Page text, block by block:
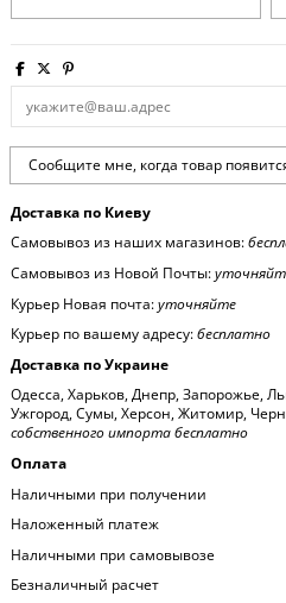
Доставка по Киеву
Самовывоз из наших магазинов:
Самовывоз из Новой Почты:
Курьер Новая почта:уточняйте
Курьер по вашему адресу:бесплатно
Доставка по Украине
Одесса, Харьков, Днепр, Запорожье,
Ужгород, Сумы, Херсон, Житомир,
собственного импорта бесплатно
Оплата
Наличными при получении
Наложенный платеж
Наличными при самовывозе
Безналичный расчет